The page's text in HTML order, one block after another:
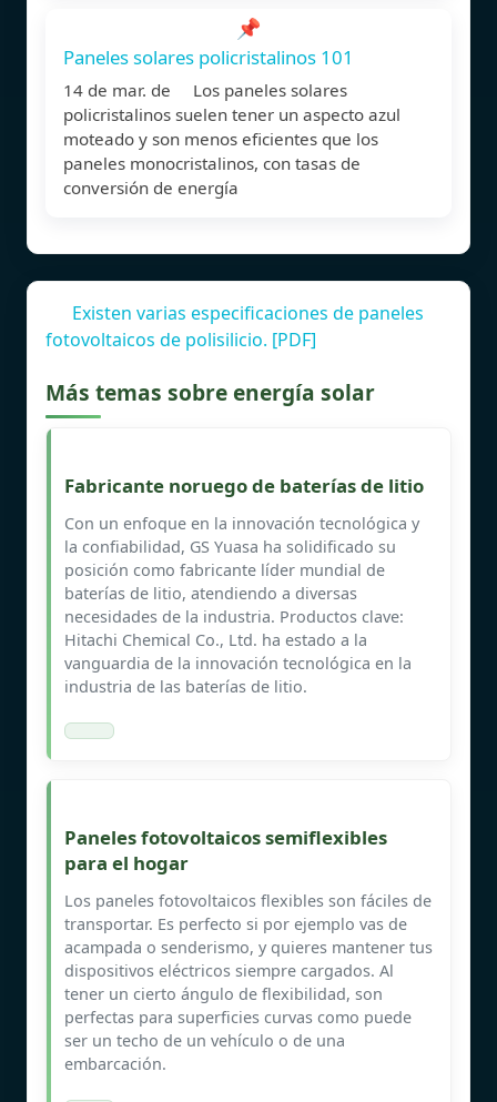
📌
Paneles solares policristalinos 101
14 de mar. de Los paneles solares
policristalinos suelen tener un aspecto azul
moteado y son menos eficientes que los
paneles monocristalinos, con tasas de
conversión de energía
Existen varias especificaciones de paneles
fotovoltaicos de polisilicio. [PDF]
Más temas sobre energía solar
Fabricante noruego de baterías de litio
Con un enfoque en la innovación tecnológica y
la confiabilidad, GS Yuasa ha solidificado su
posición como fabricante líder mundial de
baterías de litio, atendiendo a diversas
necesidades de la industria. Productos clave:
Hitachi Chemical Co., Ltd. ha estado a la
vanguardia de la innovación tecnológica en la
industria de las baterías de litio.
Paneles fotovoltaicos semiflexibles
para el hogar
Los paneles fotovoltaicos flexibles son fáciles de
transportar. Es perfecto si por ejemplo vas de
acampada o senderismo, y quieres mantener tus
dispositivos eléctricos siempre cargados. Al
tener un cierto ángulo de flexibilidad, son
perfectas para superficies curvas como puede
ser un techo de un vehículo o de una
embarcación.